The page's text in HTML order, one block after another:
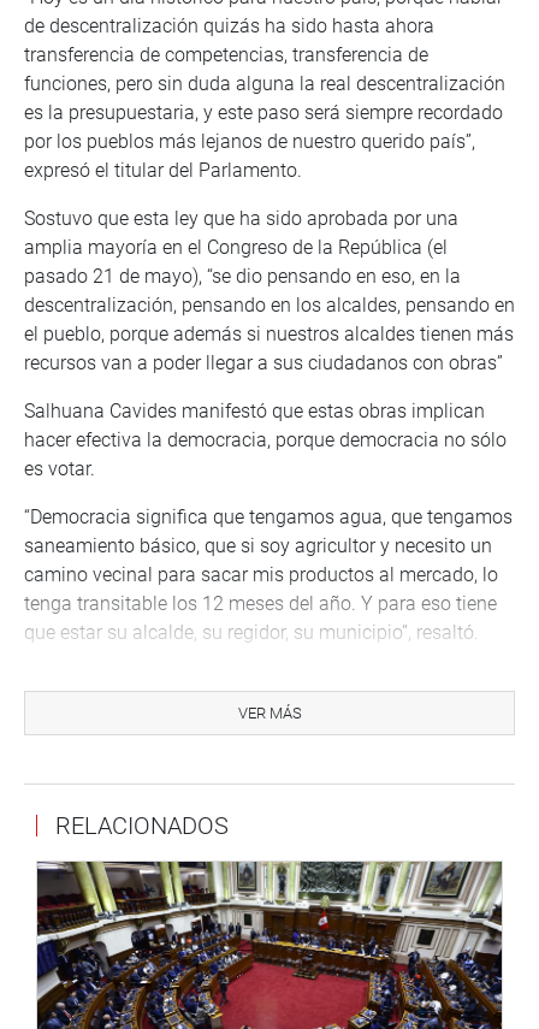
de descentralización quizás ha sido hasta ahora
transferencia de competencias, transferencia de
funciones, pero sin duda alguna la real descentralización
es la presupuestaria, y este paso será siempre recordado
por los pueblos más lejanos de nuestro querido país”,
expresó el titular del Parlamento.
Sostuvo que esta ley que ha sido aprobada por una
amplia mayoría en el Congreso de la República (el
pasado 21 de mayo), “se dio pensando en eso, en la
descentralización, pensando en los alcaldes, pensando en
el pueblo, porque además si nuestros alcaldes tienen más
recursos van a poder llegar a sus ciudadanos con obras”
Salhuana Cavides manifestó que estas obras implican
hacer efectiva la democracia, porque democracia no sólo
es votar.
“Democracia significa que tengamos agua, que tengamos
saneamiento básico, que si soy agricultor y necesito un
camino vecinal para sacar mis productos al mercado, lo
tenga transitable los 12 meses del año. Y para eso tiene
que estar su alcalde, su regidor, su municipio”, resaltó.
conjunto del Poder Ejecutivo con el Parlamento, “(que)
ratifica nuestra vocación descentralista, democrática y de
adelante al país”, sentenció.
OFICINA DE COMUNICACIONES E IMAGEN
INSTITUCIONAL
VER MÁS
RELACIONADOS